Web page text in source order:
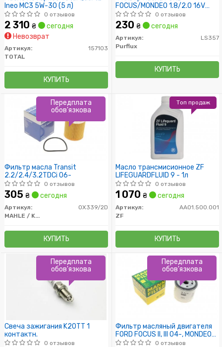
Ineo MC3 5W-30 (5 л)
0 отзывов
2 310 ₴
сегодня
Невозврат
Артикул:
157103
TOTAL
КУПИТЬ
FOCUS/MONDEO 1.8/2.0 16V
11/02-
0 отзывов
230 ₴ сегодня
Артикул:
LS357
Purflux
КУПИТЬ
Фильтр масла Transit
2.2/2.4/3.2TDCi 06-
0 отзывов
305 ₴ сегодня
Артикул:
OX339/2D
MAHLE / KNECHT
КУПИТЬ
Передплата
обов'язкова
Масло трансмисионное ZF
LIFEGUARDFLUID 9 - 1л
0 отзывов
1 070 ₴ сегодня
Артикул:
AA01.500.001
ZF
КУПИТЬ
Топ продаж
Свеча зажигания K20TT 1
контактн.
0 отзывов
Передплата
обов'язкова
Фильтр масляный двигателя
FORD FOCUS II, III 04-, MONDEO
IV, V 07- (пр-во MANN)
0 отзывов
Передплата
обов'язкова